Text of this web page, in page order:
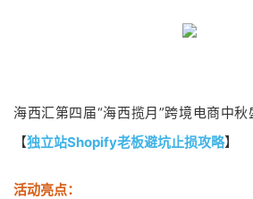
海西汇第四届“海西揽月”跨境电商中
【独立站Shopify老板避坑止损攻略】
活动亮点：